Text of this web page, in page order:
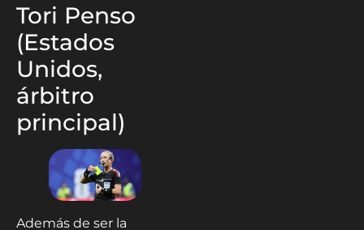
Tori Penso
(Estados
Unidos,
árbitro
principal)
Además de ser la